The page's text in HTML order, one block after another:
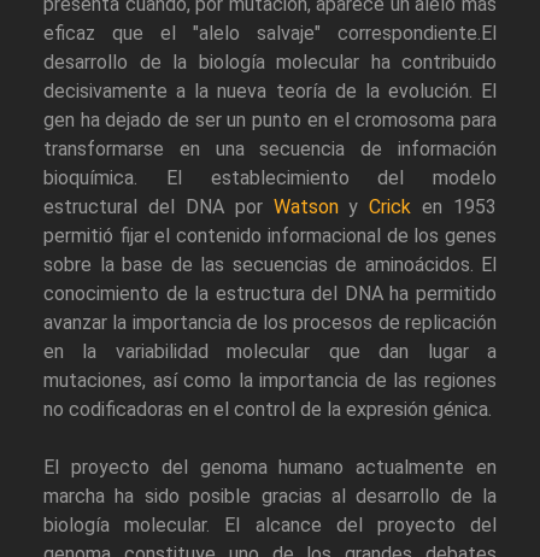
presenta cuando, por mutación, aparece un alelo más
eficaz que el "alelo salvaje" correspondiente.El
desarrollo de la biología molecular ha contribuido
decisivamente a la nueva teoría de la evolución. El
gen ha dejado de ser un punto en el cromosoma para
transformarse en una secuencia de información
bioquímica. El establecimiento del modelo
estructural del DNA por WatsonyCrick en 1953
permitió fijar el contenido informacional de los genes
sobre la base de las secuencias de aminoácidos. El
conocimiento de la estructura del DNA ha permitido
avanzar la importancia de los procesos de replicación
en la variabilidad molecular que dan lugar a
mutaciones, así como la importancia de las regiones
no codificadoras en el control de la expresión génica.
El proyecto del genoma humano actualmente en
marcha ha sido posible gracias al desarrollo de la
biología molecular. El alcance del proyecto del